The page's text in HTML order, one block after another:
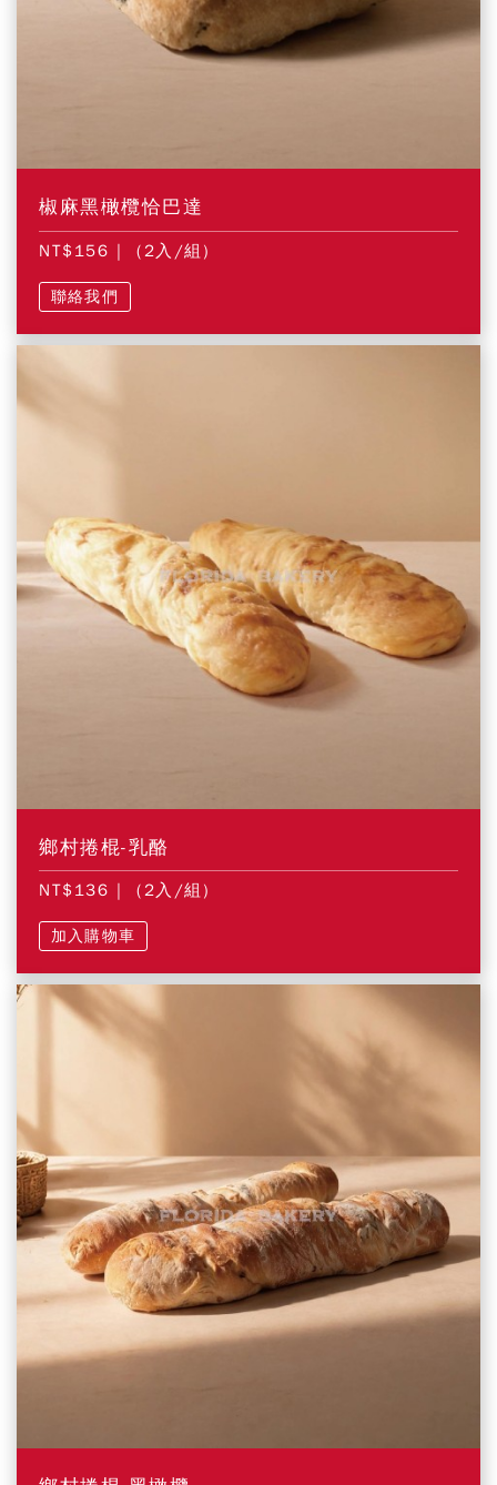
椒麻黑橄欖恰巴達
NT$156 | (2入/組)
聯絡我們
鄉村捲棍-乳酪
NT$136 | (2入/組)
加入購物車